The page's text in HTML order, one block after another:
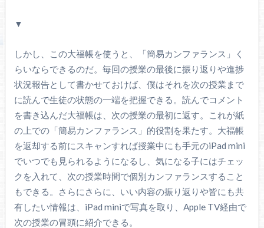
▼
しかし、この大福帳を使うと、「簡易カンファランス」く
らいならできるのだ。毎回の授業の最後に振り返りや進捗
状況報告として書かせておけば、僕はそれを次の授業まで
に読んで生徒の状態の一端を把握できる。読んでコメント
を書き込んだ大福帳は、次の授業の最初に返す。これが紙
の上での「簡易カンファランス」的役割を果たす。大福帳
を返却する前にスキャンすれば授業中にも手元のiPad mini
でいつでも見られるようになるし、気になる子にはチェッ
クを入れて、次の授業時間で個別カンファランスすること
もできる。さらにさらに、いい内容の振り返りや皆にも共
有したい情報は、iPad miniで写真を取り、Apple TV経由で
次の授業の冒頭に紹介できる。